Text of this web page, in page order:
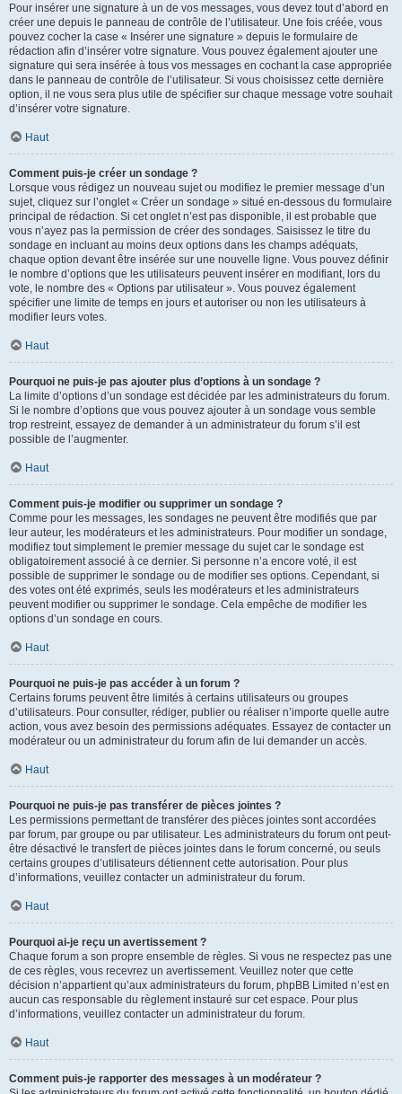
Pour insérer une signature à un de vos messages, vous devez tout d’abord en
créer une depuis le panneau de contrôle de l’utilisateur. Une fois créée, vous
pouvez cocher la case « Insérer une signature » depuis le formulaire de
rédaction afin d’insérer votre signature. Vous pouvez également ajouter une
signature qui sera insérée à tous vos messages en cochant la case appropriée
dans le panneau de contrôle de l’utilisateur. Si vous choisissez cette dernière
option, il ne vous sera plus utile de spécifier sur chaque message votre souhait
d’insérer votre signature.
Haut
Comment puis-je créer un sondage ?
Lorsque vous rédigez un nouveau sujet ou modifiez le premier message d’un
sujet, cliquez sur l’onglet « Créer un sondage » situé en-dessous du formulaire
principal de rédaction. Si cet onglet n’est pas disponible, il est probable que
vous n’ayez pas la permission de créer des sondages. Saisissez le titre du
sondage en incluant au moins deux options dans les champs adéquats,
chaque option devant être insérée sur une nouvelle ligne. Vous pouvez définir
le nombre d’options que les utilisateurs peuvent insérer en modifiant, lors du
vote, le nombre des « Options par utilisateur ». Vous pouvez également
spécifier une limite de temps en jours et autoriser ou non les utilisateurs à
modifier leurs votes.
Haut
Pourquoi ne puis-je pas ajouter plus d’options à un sondage ?
La limite d’options d’un sondage est décidée par les administrateurs du forum.
Si le nombre d’options que vous pouvez ajouter à un sondage vous semble
trop restreint, essayez de demander à un administrateur du forum s’il est
possible de l’augmenter.
Haut
Comment puis-je modifier ou supprimer un sondage ?
Comme pour les messages, les sondages ne peuvent être modifiés que par
leur auteur, les modérateurs et les administrateurs. Pour modifier un sondage,
modifiez tout simplement le premier message du sujet car le sondage est
obligatoirement associé à ce dernier. Si personne n’a encore voté, il est
possible de supprimer le sondage ou de modifier ses options. Cependant, si
des votes ont été exprimés, seuls les modérateurs et les administrateurs
peuvent modifier ou supprimer le sondage. Cela empêche de modifier les
options d’un sondage en cours.
Haut
Pourquoi ne puis-je pas accéder à un forum ?
Certains forums peuvent être limités à certains utilisateurs ou groupes
d’utilisateurs. Pour consulter, rédiger, publier ou réaliser n’importe quelle autre
action, vous avez besoin des permissions adéquates. Essayez de contacter un
modérateur ou un administrateur du forum afin de lui demander un accès.
Haut
Pourquoi ne puis-je pas transférer de pièces jointes ?
Les permissions permettant de transférer des pièces jointes sont accordées
par forum, par groupe ou par utilisateur. Les administrateurs du forum ont peut-
être désactivé le transfert de pièces jointes dans le forum concerné, ou seuls
certains groupes d’utilisateurs détiennent cette autorisation. Pour plus
d’informations, veuillez contacter un administrateur du forum.
Haut
Pourquoi ai-je reçu un avertissement ?
Chaque forum a son propre ensemble de règles. Si vous ne respectez pas une
de ces règles, vous recevrez un avertissement. Veuillez noter que cette
décision n’appartient qu’aux administrateurs du forum, phpBB Limited n’est en
aucun cas responsable du règlement instauré sur cet espace. Pour plus
d’informations, veuillez contacter un administrateur du forum.
Haut
Comment puis-je rapporter des messages à un modérateur ?